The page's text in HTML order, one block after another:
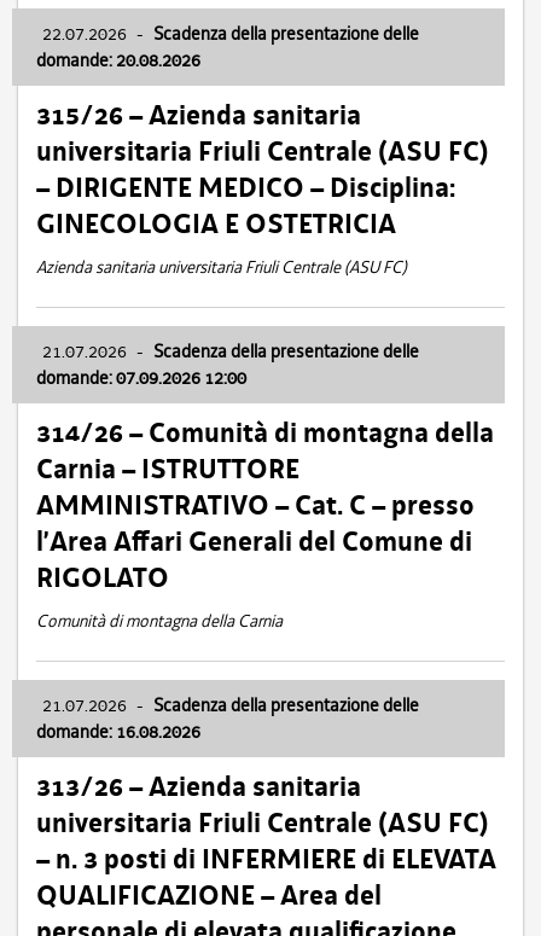
22.07.2026 - Scadenza della presentazione delle
domande: 20.08.2026
315/26 – Azienda sanitaria
universitaria Friuli Centrale (ASU FC)
– DIRIGENTE MEDICO – Disciplina:
GINECOLOGIA E OSTETRICIA
Azienda sanitaria universitaria Friuli Centrale (ASU FC)
21.07.2026 - Scadenza della presentazione delle
domande: 07.09.2026 12:00
314/26 – Comunità di montagna della
Carnia – ISTRUTTORE
AMMINISTRATIVO – Cat. C – presso
l’Area Affari Generali del Comune di
RIGOLATO
Comunità di montagna della Carnia
21.07.2026 - Scadenza della presentazione delle
domande: 16.08.2026
313/26 – Azienda sanitaria
universitaria Friuli Centrale (ASU FC)
– n. 3 posti di INFERMIERE di ELEVATA
QUALIFICAZIONE – Area del